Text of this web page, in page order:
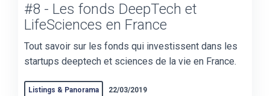
#8 - Les fonds DeepTech et
LifeSciences en France
Tout savoir sur les fonds qui investissent dans les
startups deeptech et sciences de la vie en France.
Listings & Panorama 22/03/2019